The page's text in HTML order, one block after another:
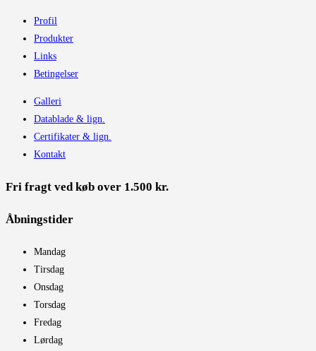
Profil
Produkter
Links
Betingelser
Galleri
Datablade & lign.
Certifikater & lign.
Kontakt
Fri fragt ved køb over 1.500 kr.
Åbningstider​
Mandag
Tirsdag
Onsdag
Torsdag
Fredag
Lørdag